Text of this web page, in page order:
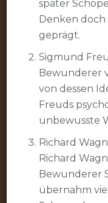
später
Denken doch
geprägt.
Sigmund
Bewunderer
von dessen
Freuds
unbewusste
Richard
Richard
Bewunderer
übernahm